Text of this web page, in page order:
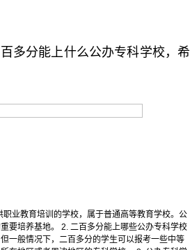
多分能上什么公办专科学校，希
业教育培训的学校，属于普通高等教育学校。公
要培养基地。 2. 二百多分能上哪些公办专科学校
一般情况下，二百多分的学生可以报考一些中等